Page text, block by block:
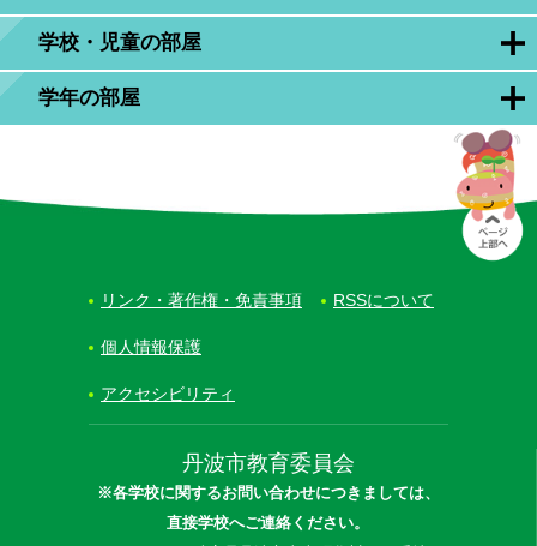
学校・児童の部屋
学年の部屋
丹波市教育委員会
※各学校に関するお問い合わせにつきましては、
直接学校へご連絡ください。
リンク・著作権・免責事項 RSSについて
個人情報保護
アクセシビリティ